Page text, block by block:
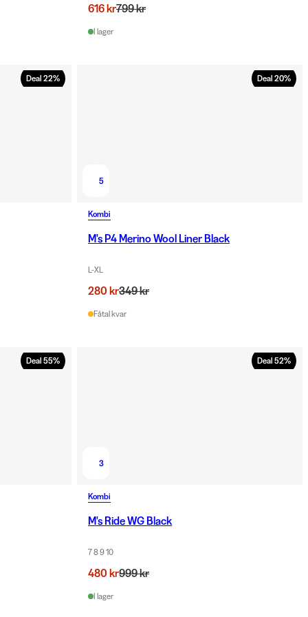
616 kr799 kr
I lager
Deal 22% Deal 20%
5
Kombi
M's P4 Merino Wool Liner Black
L-XL
280 kr349 kr
Fåtal kvar
Deal 55% Deal 52%
3
Kombi
M's Ride WG Black
7 8 9 10
480 kr999 kr
I lager